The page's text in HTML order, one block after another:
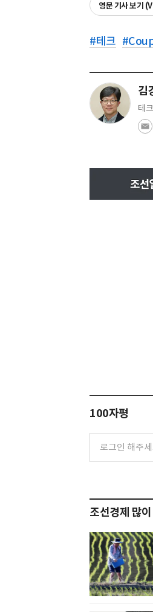
영문 기사 보기
#테크 #
김
테
100자평
조선경제 많